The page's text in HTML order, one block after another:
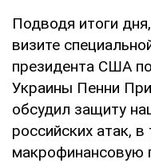
Подводя итоги
визите
президента США
Украины Пенни
обсудил защиту
российских атак,
макрофинансовую